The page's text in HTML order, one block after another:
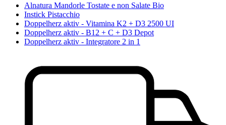
Alnatura Mandorle Tostate e non Salate Bio
Instick Pistacchio
Doppelherz aktiv - Vitamina K2 + D3 2500 UI
Doppelherz aktiv - B12 + C + D3 Depot
Doppelherz aktiv - Integratore 2 in 1